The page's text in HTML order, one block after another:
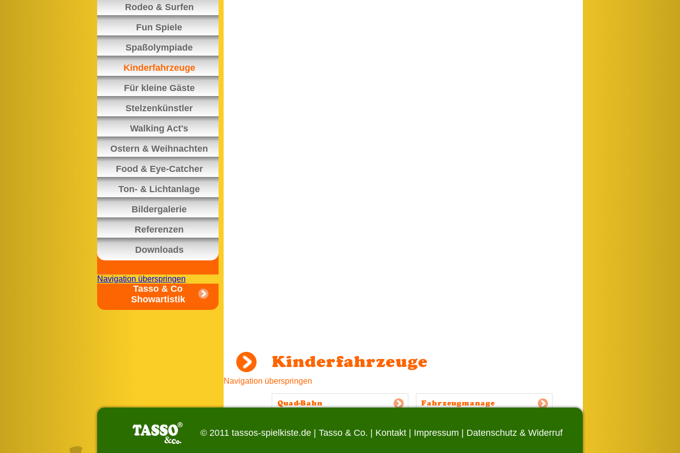
Rodeo & Surfen
Fun Spiele
Spaßolympiade
Kinderfahrzeuge
Für kleine Gäste
Stelzenkünstler
Walking Act's
Ostern & Weihnachten
Food & Eye-Catcher
Ton- & Lichtanlage
Bildergalerie
Referenzen
Downloads
Navigation überspringen
Tasso & Co
Showartistik
Kinderfahrzeuge
Navigation überspringen
Quad-Bahn Fahrzeugmanage
© 2011 tassos-spielkiste.de | Tasso & Co. Kontakt Impressum Datenschutz & Widerruf